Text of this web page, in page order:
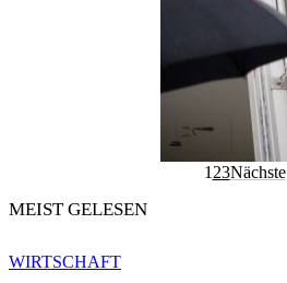
1 23Nächste
MEIST GELESEN
WIRTSCHAFT